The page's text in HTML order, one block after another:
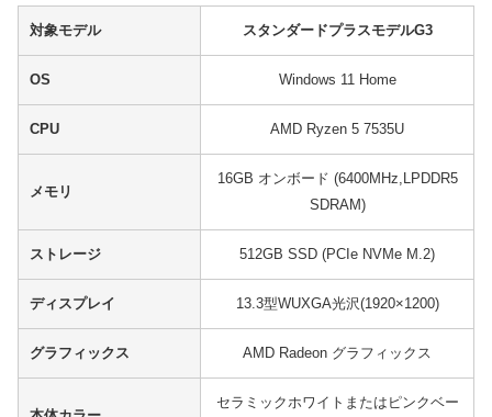
対象モデル スタンダードプラスモデルG3
OS Windows 11 Home
CPU AMD Ryzen 5 7535U
メモリ
16GB オンボード (6400MHz,LPDDR5
SDRAM)
ストレージ 512GB SSD (PCIe NVMe M.2)
ディスプレイ 13.3型WUXGA光沢(1920×1200)
グラフィックス AMD Radeon グラフィックス
セラミックホワイトまたはピンクベー